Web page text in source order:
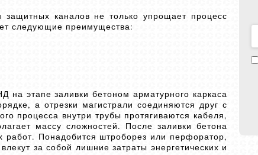
защитных каналов не только упрощает процесс
следующие преимущества:
на этапе заливки бетоном арматурного каркаса
а отрезки магистрали соединяются друг с
процесса внутри трубы протягиваются кабеля,
массу сложностей. После заливки бетона
работ. Понадобится штроборез или перфоратор,
за собой лишние затраты энергетических и